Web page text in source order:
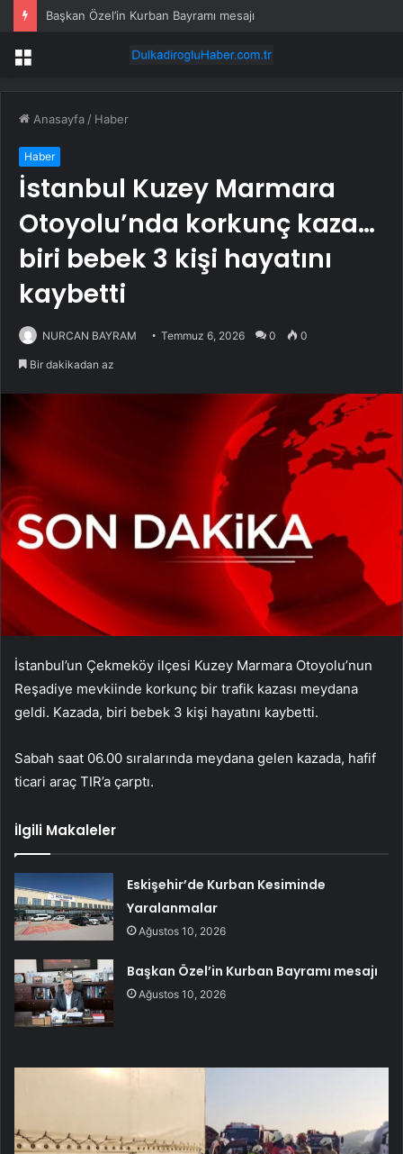
Başkan Özel’in Kurban Bayramı mesajı
Menü
Anasayfa / Haber
Haber
İstanbul Kuzey Marmara
Otoyolu’nda korkunç kaza…
biri bebek 3 kişi hayatını
kaybetti
NURCAN BAYRAM Temmuz 6, 2026 0 0
Bir dakikadan az
İstanbul’un Çekmeköy ilçesi Kuzey Marmara Otoyolu’nun
Reşadiye mevkiinde korkunç bir trafik kazası meydana
geldi. Kazada, biri bebek 3 kişi hayatını kaybetti.
Sabah saat 06.00 sıralarında meydana gelen kazada, hafif
ticari araç TIR’a çarptı.
İlgili Makaleler
Eskişehir’de Kurban Kesiminde
Yaralanmalar
Ağustos 10, 2026
Başkan Özel’in Kurban Bayramı mesajı
Ağustos 10, 2026